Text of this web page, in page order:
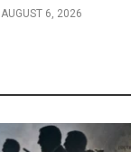
AUGUST 6, 2026